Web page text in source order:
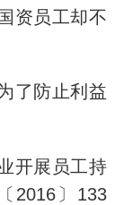
资员工却不
了防止利益
开展员工持
2016〕133